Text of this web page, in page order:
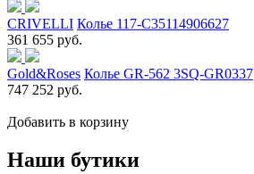
CRIVELLI Колье 117-C35114906627
361 655 руб.
Gold&Roses Колье GR-562 3SQ-GR0337
747 252 руб.
Добавить в корзину
Наши бутики